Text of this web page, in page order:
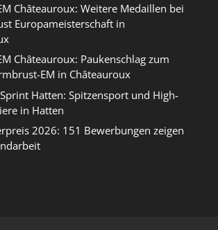
Châteauroux: Weitere Medaillen bei
Europameisterschaft in
Châteauroux: Paukenschlag zum
EM in Châteauroux
Hatten: Spitzensport und High-
in Hatten
2026: 151 Bewerbungen zeigen